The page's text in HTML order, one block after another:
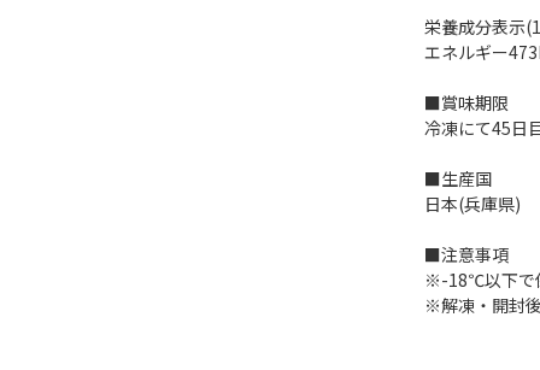
栄養成分表示
エネルギー
■賞味期限
冷凍にて45日
■生産国
日本(兵庫県)
■注意事項
※-18℃以下で
※解凍・開封